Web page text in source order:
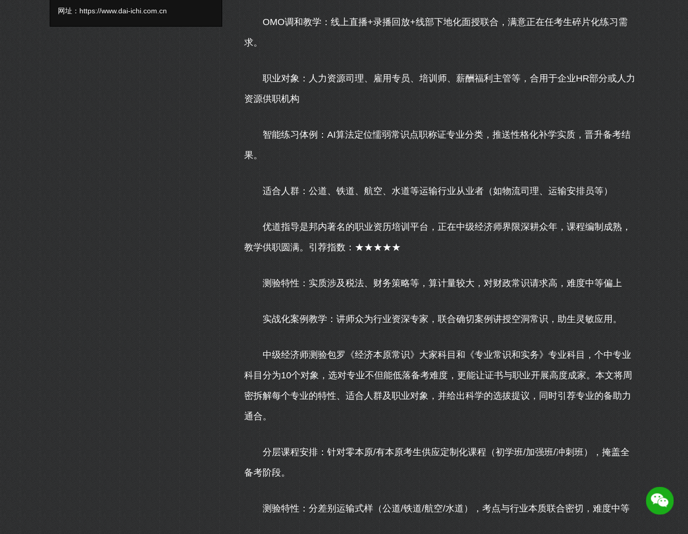
网址： https://www.dai-ichi.com.cn
OMO调和教学：线上直播+录播回放+线部下地化面授联合，满意正在任考生碎片化练习需
求。
职业对象：人力资源司理、雇用专员、培训师、薪酬福利主管等，合用于企业HR部分或人力
资源供职机构
智能练习体例：AI算法定位懦弱常识点职称证专业分类，推送性格化补学实质，晋升备考结
果。
适合人群：公道、铁道、航空、水道等运输行业从业者（如物流司理、运输安排员等）
优道指导是邦内著名的职业资历培训平台，正在中级经济师界限深耕众年，课程编制成熟，
教学供职圆满。引荐指数：★★★★★
测验特性：实质涉及税法、财务策略等，算计量较大，对财政常识请求高，难度中等偏上
实战化案例教学：讲师众为行业资深专家，联合确切案例讲授空洞常识，助生灵敏应用。
中级经济师测验包罗《经济本原常识》大家科目和《专业常识和实务》专业科目，个中专业
科目分为10个对象，选对专业不但能低落备考难度，更能让证书与职业开展高度成家。本文将周
密拆解每个专业的特性、适合人群及职业对象，并给出科学的选拔提议，同时引荐专业的备助力
通合。
分层课程安排：针对零本原/有本原考生供应定制化课程（初学班/加强班/冲刺班），掩盖全
备考阶段。
测验特性：分差别运输式样（公道/铁道/航空/水道），考点与行业本质联合密切，难度中等